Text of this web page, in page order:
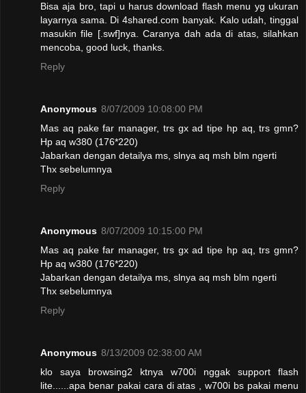
Bisa aja bro, tapi u harus download flash menu yg ukuran
layarnya sama. Di 4shared.com banyak. Kalo udah, tinggal
masukin file [.swf]nya. Caranya dah ada di atas, silahkan
mencoba, good luck, thanks.
Reply
Anonymous 8/07/2009 10:08:00 PM
Mas aq pake far manager, trs gx ad tipe hp aq, trs gmn?
Hp aq w380 (176*220)
Jabarkan dengan detailya ms, slnya aq msh blm ngerti
Thx sebelumnya
Reply
Anonymous 8/07/2009 10:15:00 PM
Mas aq pake far manager, trs gx ad tipe hp aq, trs gmn?
Hp aq w380 (176*220)
Jabarkan dengan detailya ms, slnya aq msh blm ngerti
Thx sebelumnya
Reply
Anonymous 8/13/2009 02:38:00 AM
klo saya browsing2 ktnya w700i nggak support flash
lite......apa benar pakai cara di atas , w700i bs pakai menu